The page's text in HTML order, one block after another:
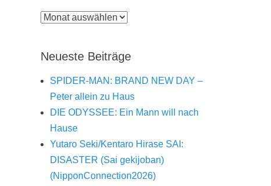
Archiv
Neueste Beiträge
SPIDER-MAN: BRAND NEW DAY –
Peter allein zu Haus
DIE ODYSSEE: Ein Mann will nach
Hause
Yutaro Seki/Kentaro Hirase SAI:
DISASTER (Sai gekijoban)
(NipponConnection2026)